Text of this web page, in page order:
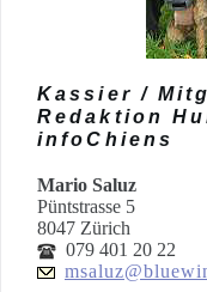
Kassier /
Redaktion
infoChiens
Mario Saluz
Püntstrasse 5
8047 Zürich
079 401 20 22